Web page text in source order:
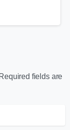
fields are